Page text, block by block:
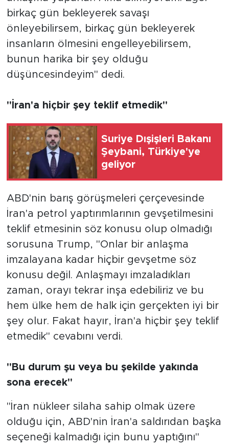
birkaç gün bekleyerek savaşı
önleyebilirsem, birkaç gün bekleyerek
insanların ölmesini engelleyebilirsem,
bunun harika bir şey olduğu
düşüncesindeyim" dedi.
"İran'a hiçbir şey teklif etmedik"
Suriye Dışişleri Bakanı
Şeybani, Türkiye'ye
geliyor
ABD'nin barış görüşmeleri çerçevesinde
İran'a petrol yaptırımlarının gevşetilmesini
teklif etmesinin söz konusu olup olmadığı
sorusuna Trump, "Onlar bir anlaşma
imzalayana kadar hiçbir gevşetme söz
konusu değil. Anlaşmayı imzaladıkları
zaman, orayı tekrar inşa edebiliriz ve bu
hem ülke hem de halk için gerçekten iyi bir
şey olur. Fakat hayır, İran'a hiçbir şey teklif
etmedik" cevabını verdi.
"Bu durum şu veya bu şekilde yakında
sona erecek"
"İran nükleer silaha sahip olmak üzere
olduğu için, ABD'nin İran'a saldırıdan başka
seçeneği kalmadığı için bunu yaptığını"